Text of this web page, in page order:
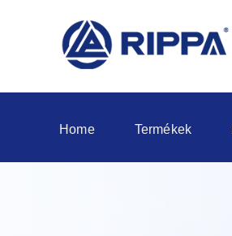
Home Termékek